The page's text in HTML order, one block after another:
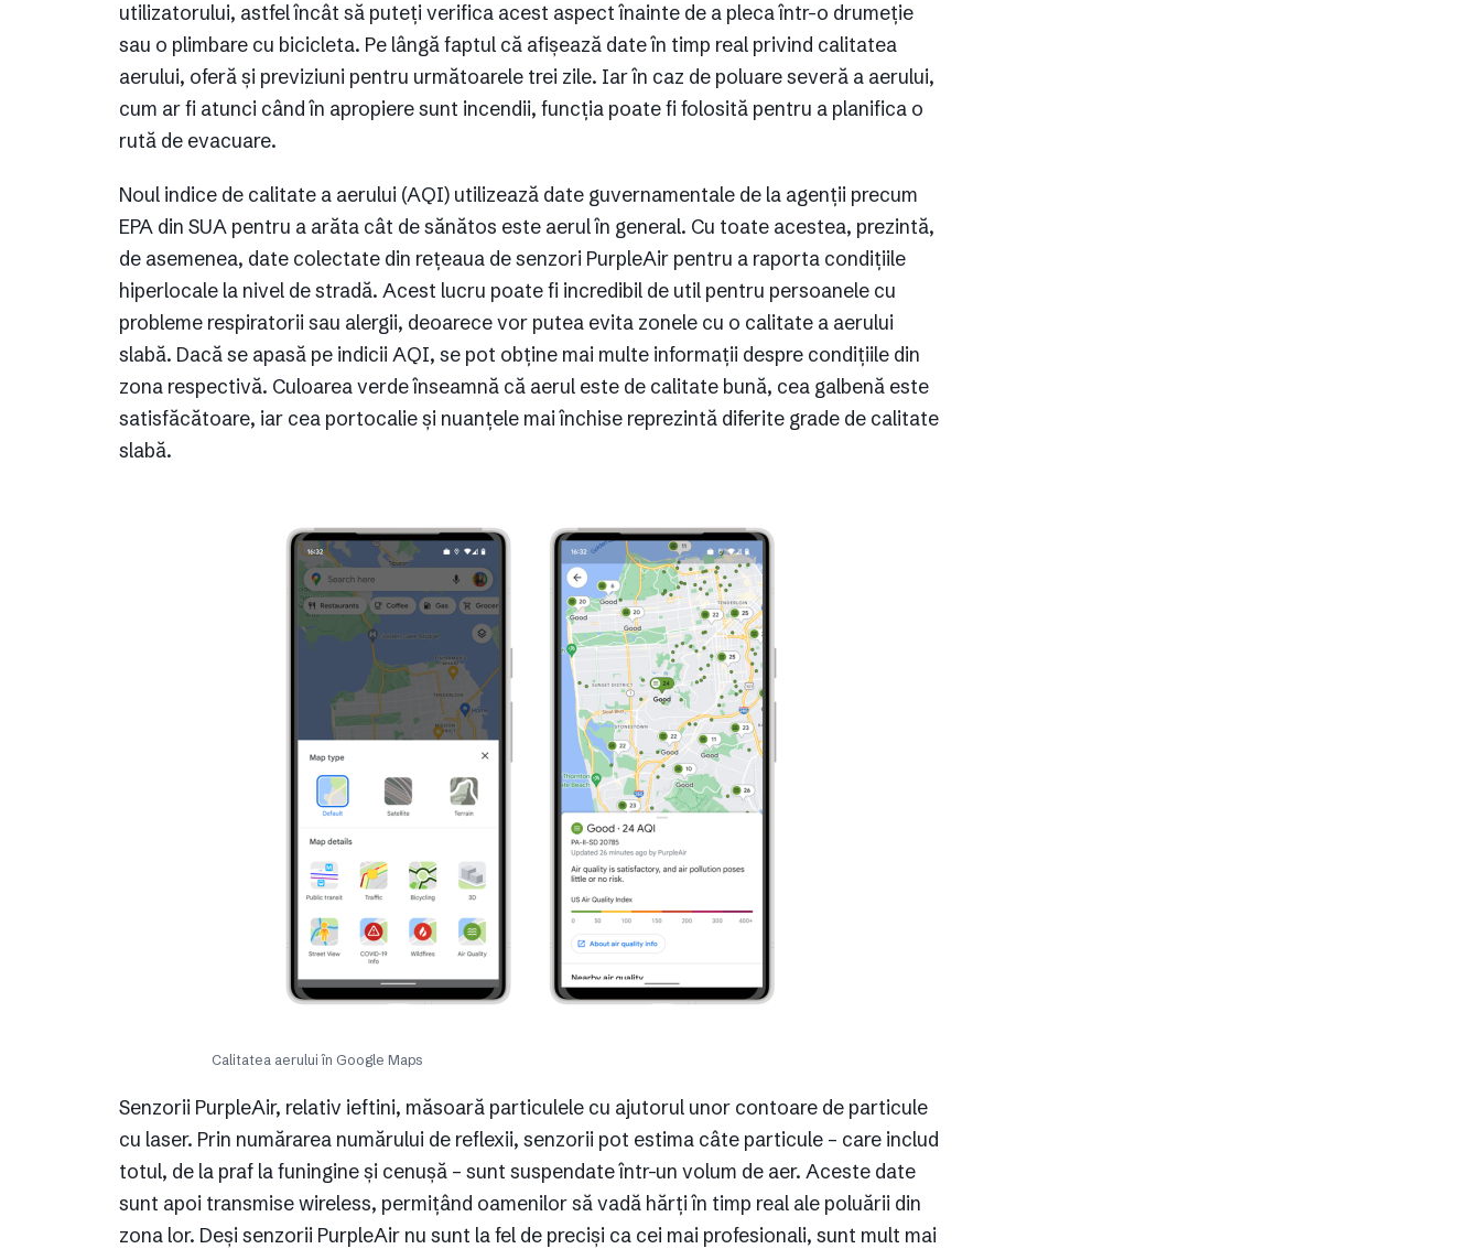
utilizatorului, astfel încât să puteți verifica acest aspect înainte de a pleca într-o drumeție
sau o plimbare cu bicicleta. Pe lângă faptul că afișează date în timp real privind calitatea
aerului, oferă și previziuni pentru următoarele trei zile. Iar în caz de poluare severă a aerului,
cum ar fi atunci când în apropiere sunt incendii, funcția poate fi folosită pentru a planifica o
rută de evacuare.
Noul indice de calitate a aerului (AQI) utilizează date guvernamentale de la agenții precum
EPA din SUA pentru a arăta cât de sănătos este aerul în general. Cu toate acestea, prezintă,
de asemenea, date colectate din rețeaua de senzori PurpleAir pentru a raporta condițiile
hiperlocale la nivel de stradă. Acest lucru poate fi incredibil de util pentru persoanele cu
probleme respiratorii sau alergii, deoarece vor putea evita zonele cu o calitate a aerului
slabă. Dacă se apasă pe indicii AQI, se pot obține mai multe informații despre condițiile din
zona respectivă. Culoarea verde înseamnă că aerul este de calitate bună, cea galbenă este
satisfăcătoare, iar cea portocalie și nuanțele mai închise reprezintă diferite grade de calitate
slabă.
Calitatea aerului în Google Maps
Senzorii PurpleAir, relativ ieftini, măsoară particulele cu ajutorul unor contoare de particule
cu laser. Prin numărarea numărului de reflexii, senzorii pot estima câte particule – care includ
totul, de la praf la funingine și cenușă – sunt suspendate într-un volum de aer. Aceste date
sunt apoi transmise wireless, permițând oamenilor să vadă hărți în timp real ale poluării din
zona lor. Deși senzorii PurpleAir nu sunt la fel de preciși ca cei mai profesionali, sunt mult mai